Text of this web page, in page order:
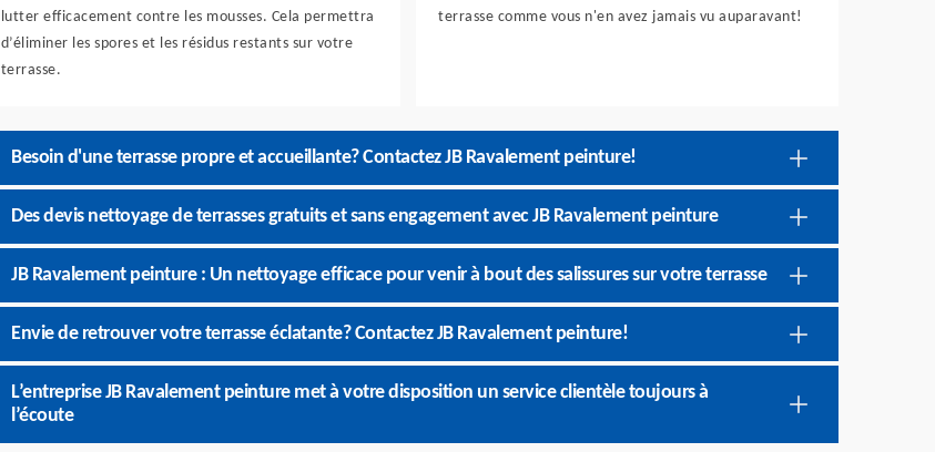
lutter efficacement contre les mousses. Cela permettra
d’éliminer les spores et les résidus restants sur votre
terrasse.
terrasse comme vous n'en avez jamais vu auparavant!
Besoin d'une terrasse propre et accueillante? Contactez JB Ravalement peinture!
Des devis nettoyage de terrasses gratuits et sans engagement avec JB Ravalement peinture
JB Ravalement peinture : Un nettoyage efficace pour venir à bout des salissures sur votre terrasse
Envie de retrouver votre terrasse éclatante? Contactez JB Ravalement peinture!
L’entreprise JB Ravalement peinture met à votre disposition un service clientèle toujours à
l’écoute